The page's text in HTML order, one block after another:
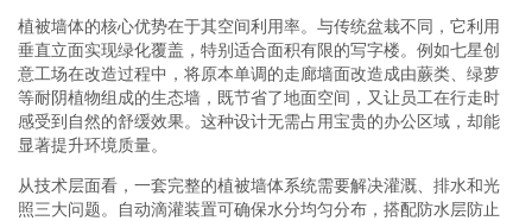
植被墙体的核心优势在于其空间利用率。与传统盆栽不同，它利用
垂直立面实现绿化覆盖，特别适合面积有限的写字楼。例如七星创
意工场在改造过程中，将原本单调的走廊墙面改造成由蕨类、绿萝
等耐阴植物组成的生态墙，既节省了地面空间，又让员工在行走时
感受到自然的舒缓效果。这种设计无需占用宝贵的办公区域，却能
显著提升环境质量。
从技术层面看，一套完整的植被墙体系统需要解决灌溉、排水和光
照三大问题。自动滴灌装置可确保水分均匀分布，搭配防水层防止